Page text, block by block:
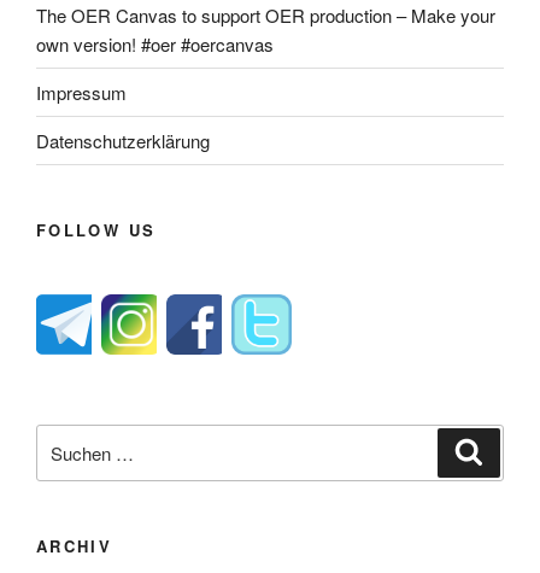
The OER Canvas to support OER production – Make your
own version! #oer #oercanvas
Impressum
Datenschutzerklärung
FOLLOW US
nach:
ARCHIV